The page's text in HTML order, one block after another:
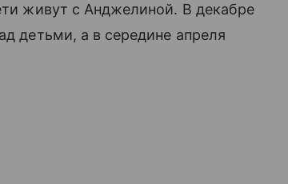
живут с Анджелиной. В декабре
детьми, а в середине апреля